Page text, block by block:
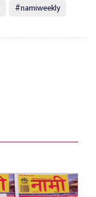
#namiweekly